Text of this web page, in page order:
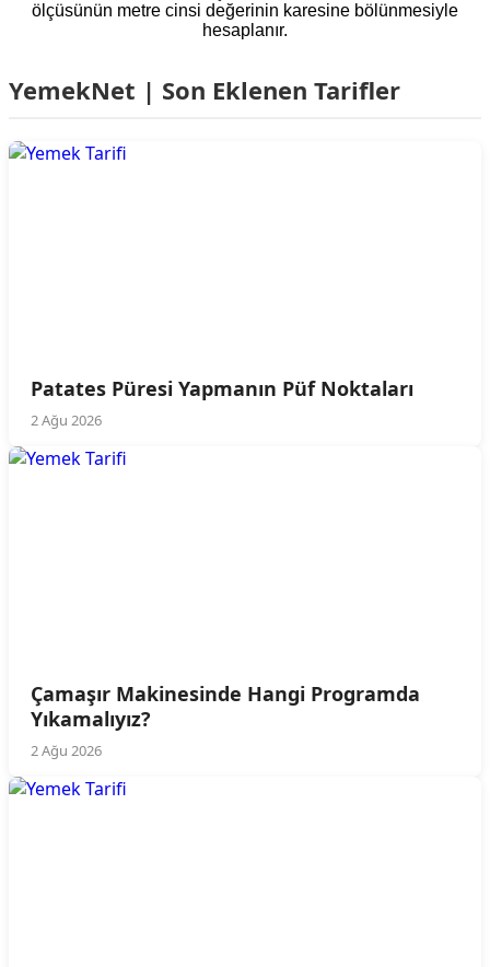
ölçüsünün metre cinsi değerinin karesine bölünmesiyle
hesaplanır.
YemekNet | Son Eklenen Tarifler
Patates Püresi Yapmanın Püf Noktaları
2 Ağu 2026
Çamaşır Makinesinde Hangi Programda
Yıkamalıyız?
2 Ağu 2026